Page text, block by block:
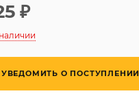
₽
УВЕДОМИТЬ О ПОСТУПЛЕНИИ